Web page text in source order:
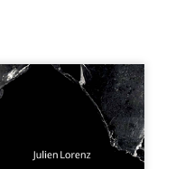
années d’écriture, de
d’émotions et de
se rencontrent dans
profondément
Entre nouvelles
poèmes